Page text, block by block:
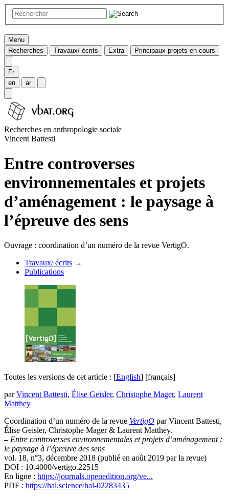
Menu
Recherches
Travaux/ écrits Extra Principaux projets en cours
Fr
en
ar
Recherches en anthropologie sociale
Vincent Battesti
Entre controverses
environnementales et projets
d’aménagement : le paysage à
l’épreuve des sens
Ouvrage : coordination d’un numéro de la revue VertigO.
Travaux/ écrits →
Publications
Toutes les versions de cet article : [English] [français]
parVincent Battesti, Élise Geisler, Christophe Mager, Laurent
Matthey
Coordination d’un numéro de la revue VertigO par Vincent Battesti,
Élise Geisler, Christophe Mager & Laurent Matthey.
– Entre controverses environnementales et projets d’aménagement :
le paysage à l’épreuve des sens
vol. 18, n°3, décembre 2018 (publié en août 2019 par la revue)
DOI : 10.4000/vertigo.22515
En ligne : https://journals.openedition.org/ve...
PDF : https://hal.science/hal-02283435